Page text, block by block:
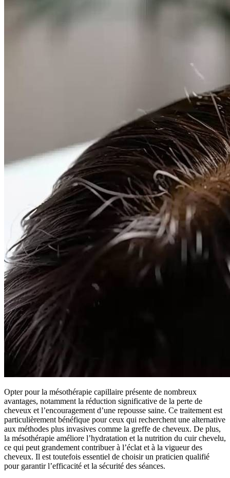
Opter pour la mésothérapie capillaire présente de nombreux
avantages, notamment la réduction significative de la perte de
cheveux et l’encouragement d’une repousse saine. Ce traitement est
particulièrement bénéfique pour ceux qui recherchent une alternative
aux méthodes plus invasives comme la greffe de cheveux. De plus,
la mésothérapie améliore l’hydratation et la nutrition du cuir chevelu,
ce qui peut grandement contribuer à l’éclat et à la vigueur des
cheveux. Il est toutefois essentiel de choisir un praticien qualifié
pour garantir l’efficacité et la sécurité des séances.